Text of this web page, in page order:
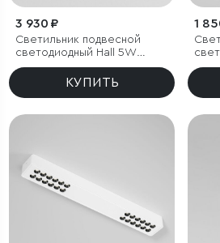
3 930 ₽
Светильник подвесной
светодиодный Hall 5W
3000K черный
КУПИТЬ
1